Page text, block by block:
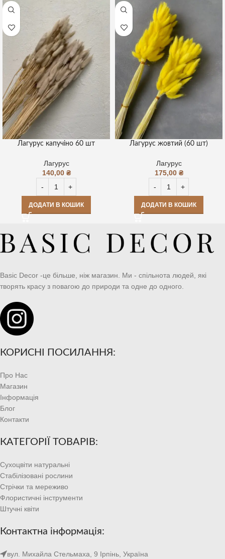
Лагурус капучіно 60 шт
Лагурус
140,00 ₴
ДОДАТИ В КОШИК
Лагурус жовтий (60 шт)
Лагурус
175,00 ₴
ДОДАТИ В КОШИК
Basic Decor -це більше, ніж магазин. Ми - спільнота людей, які
творять красу з повагою до природи та одне до одного.
КОРИСНІ ПОСИЛАННЯ:
Про Нас
Магазин
Інформація
Блог
Контакти
КАТЕГОРІЇ ТОВАРІВ:
Сухоцвіти натуральні
Стабілізовані рослини
Стрічки та мереживо
Флористичні інструменти
Штучні квіти
Контактна інформація:
вул. Михайла Стельмаха, 9 Ірпінь, Україна